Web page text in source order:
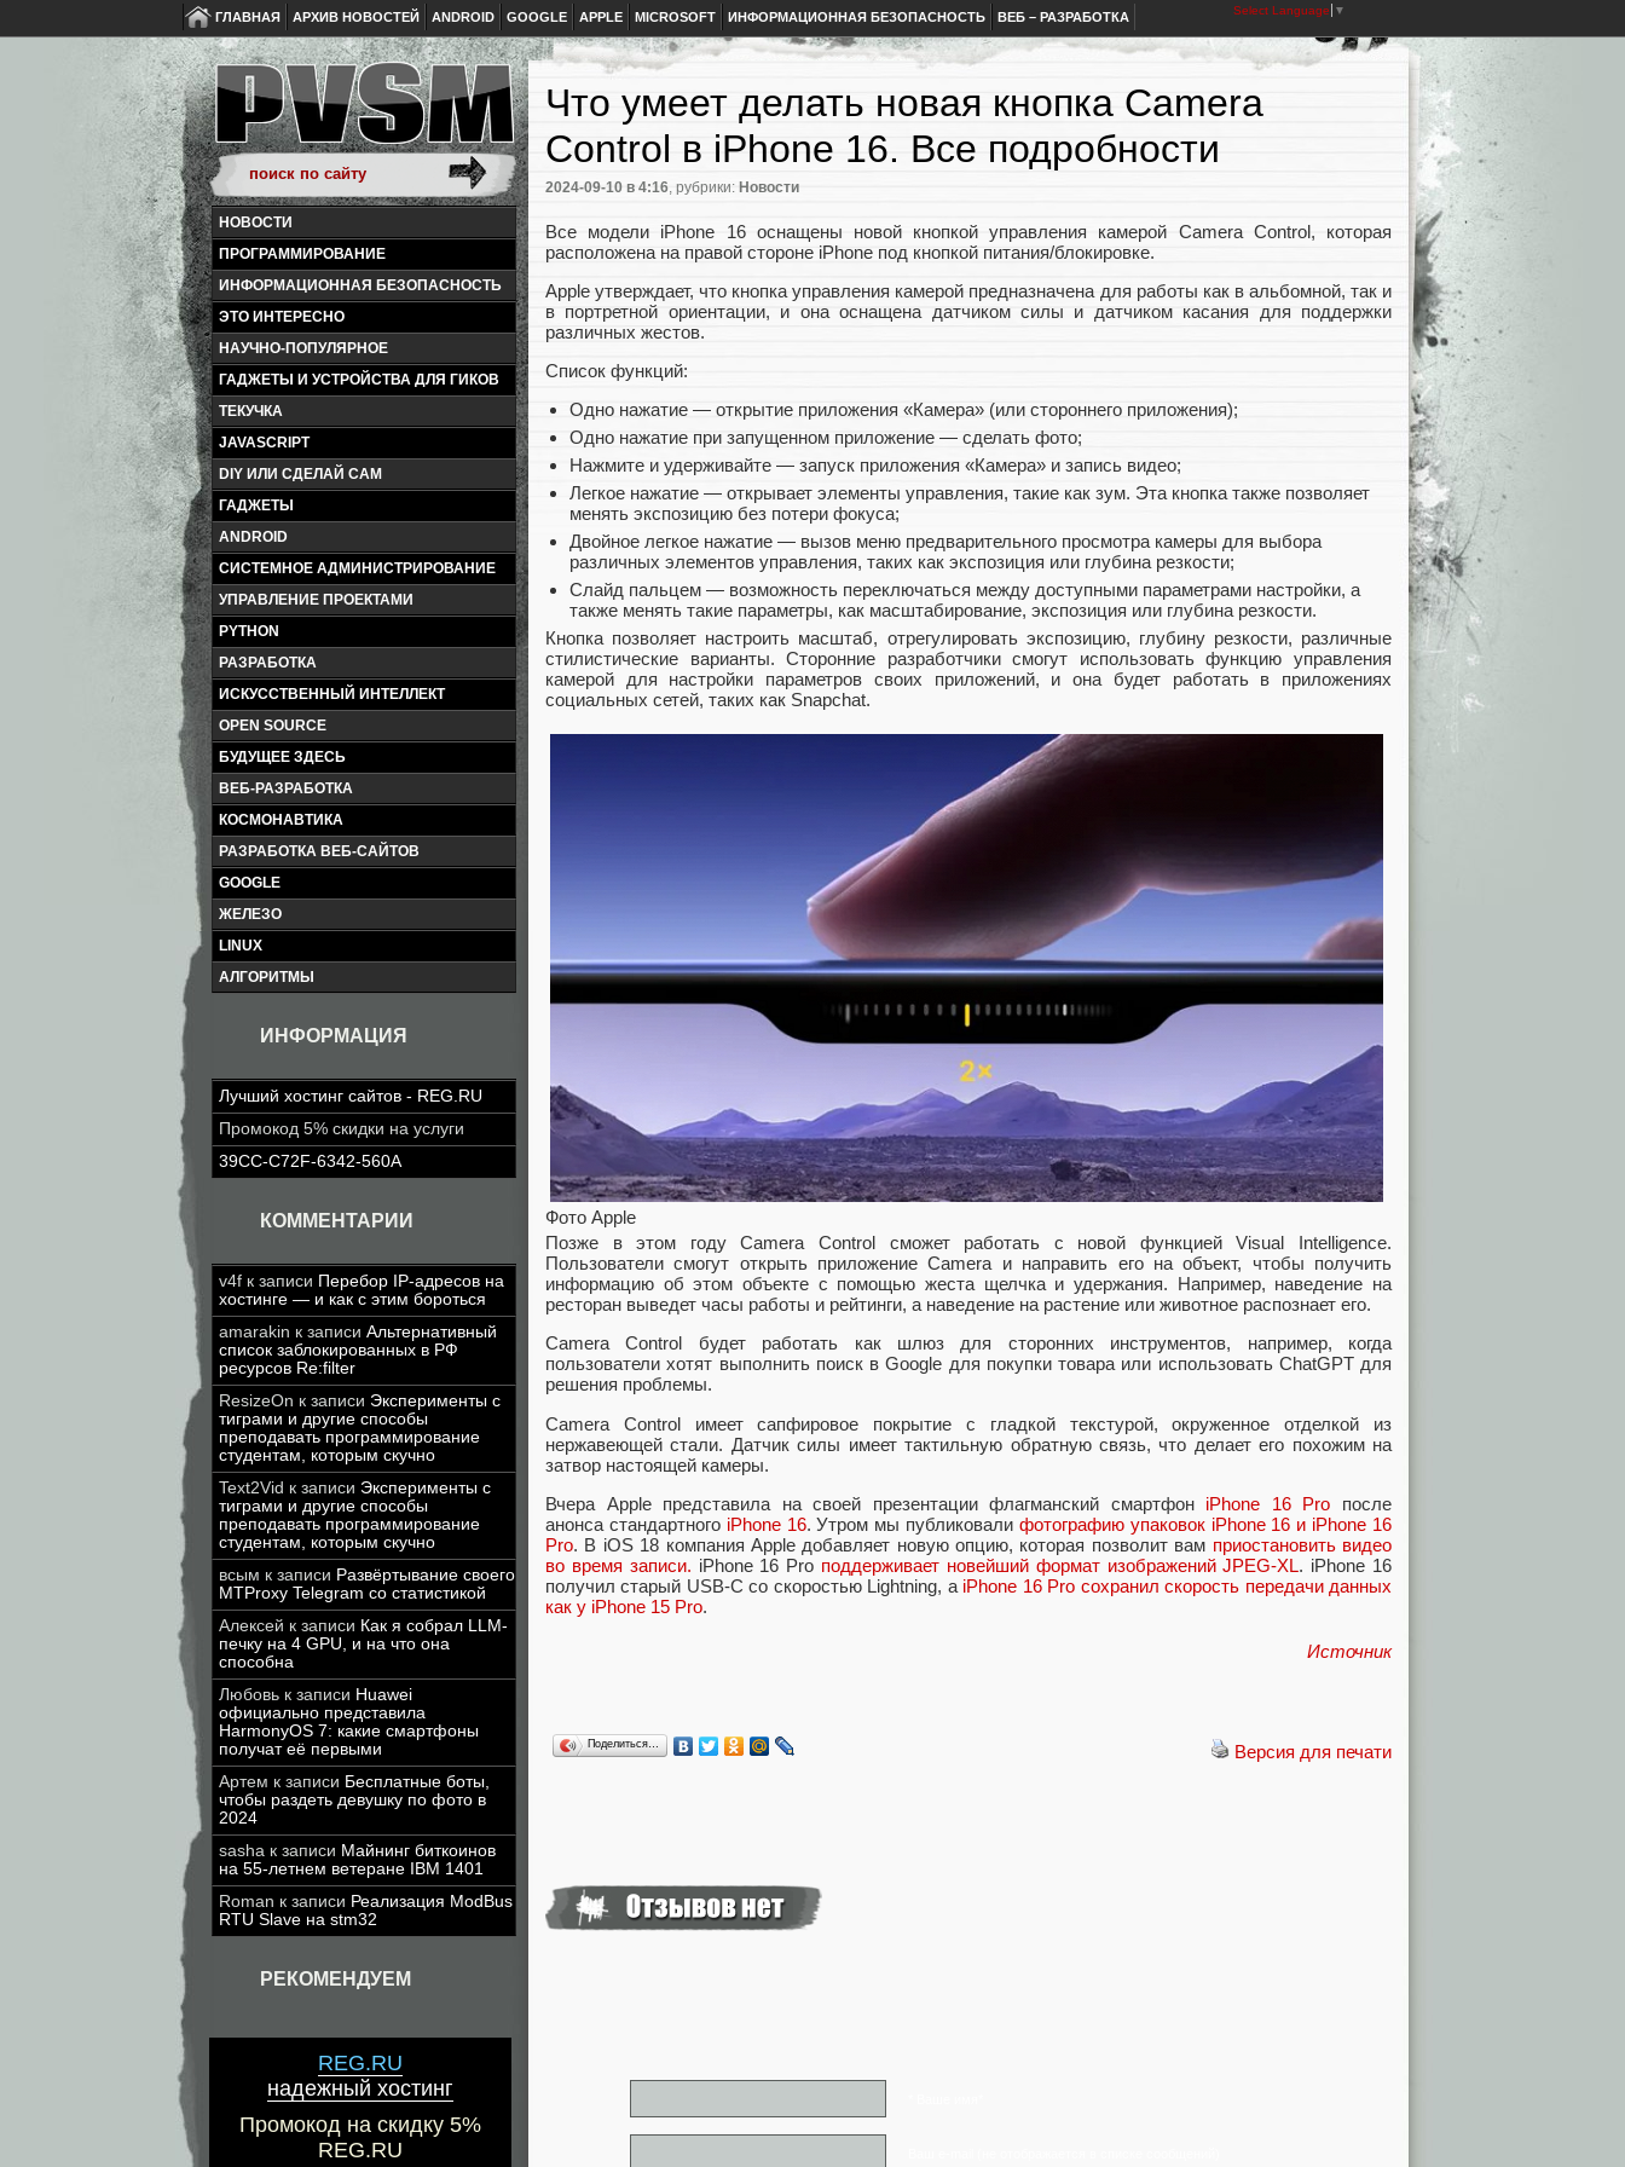
ГЛАВНАЯ АРХИВ НОВОСТЕЙ ANDROID GOOGLE APPLE MICROSOFT ИНФОРМАЦИОННАЯ БЕЗОПАСНОСТЬ ВЕБ – РАЗРАБОТКА Select Language ▼
НОВОСТИ
ПРОГРАММИРОВАНИЕ
ИНФОРМАЦИОННАЯ БЕЗОПАСНОСТЬ
ЭТО ИНТЕРЕСНО
НАУЧНО-ПОПУЛЯРНОЕ
ГАДЖЕТЫ И УСТРОЙСТВА ДЛЯ ГИКОВ
ТЕКУЧКА
JAVASCRIPT
DIY ИЛИ СДЕЛАЙ САМ
ГАДЖЕТЫ
ANDROID
СИСТЕМНОЕ АДМИНИСТРИРОВАНИЕ
УПРАВЛЕНИЕ ПРОЕКТАМИ
PYTHON
РАЗРАБОТКА
ИСКУССТВЕННЫЙ ИНТЕЛЛЕКТ
OPEN SOURCE
БУДУЩЕЕ ЗДЕСЬ
ВЕБ-РАЗРАБОТКА
КОСМОНАВТИКА
РАЗРАБОТКА ВЕБ-САЙТОВ
GOOGLE
ЖЕЛЕЗО
LINUX
АЛГОРИТМЫ
ИНФОРМАЦИЯ
Лучший хостинг сайтов - REG.RU
Промокод 5% скидки на услуги
39CC-C72F-6342-560A
КОММЕНТАРИИ
v4f к записи Перебор IP-адресов на
хостинге — и как с этим бороться
amarakin к записи Альтернативный
список заблокированных в РФ
ресурсов Re:filter
ResizeOn к записи Эксперименты с
тиграми и другие способы
преподавать программирование
студентам, которым скучно
Text2Vid к записи Эксперименты с
тиграми и другие способы
преподавать программирование
студентам, которым скучно
всым к записи Развёртывание своего
MTProxy Telegram со статистикой
Алексей к записи Как я собрал LLM-
печку на 4 GPU, и на что она
способна
Любовь к записи Huawei
официально представила
HarmonyOS 7: какие смартфоны
получат её первыми
Артем к записи Бесплатные боты,
чтобы раздеть девушку по фото в
2024
sasha к записи Майнинг биткоинов
на 55-летнем ветеране IBM 1401
Roman к записи Реализация ModBus
RTU Slave на stm32
РЕКОМЕНДУЕМ
REG.RU
надежный хостинг
Промокод на скидку 5%
REG.RU
Что умеет делать новая кнопка Camera
Control в iPhone 16. Все подробности
2024-09-10 в 4:16, рубрики: Новости
Все модели iPhone 16 оснащены новой кнопкой управления камерой Camera Control, которая
расположена на правой стороне iPhone под кнопкой питания/блокировке.
Apple утверждает, что кнопка управления камерой предназначена для работы как в альбомной, так и
в портретной ориентации, и она оснащена датчиком силы и датчиком касания для поддержки
различных жестов.
Список функций:
Одно нажатие — открытие приложения «Камера» (или стороннего приложения);
Одно нажатие при запущенном приложение — сделать фото;
Нажмите и удерживайте — запуск приложения «Камера» и запись видео;
Легкое нажатие — открывает элементы управления, такие как зум. Эта кнопка также позволяет
менять экспозицию без потери фокуса;
Двойное легкое нажатие — вызов меню предварительного просмотра камеры для выбора
различных элементов управления, таких как экспозиция или глубина резкости;
Слайд пальцем — возможность переключаться между доступными параметрами настройки, а
также менять такие параметры, как масштабирование, экспозиция или глубина резкости.
Кнопка позволяет настроить масштаб, отрегулировать экспозицию, глубину резкости, различные
стилистические варианты. Сторонние разработчики смогут использовать функцию управления
камерой для настройки параметров своих приложений, и она будет работать в приложениях
социальных сетей, таких как Snapchat.
Фото Apple
Позже в этом году Camera Control сможет работать с новой функцией Visual Intelligence.
Пользователи смогут открыть приложение Camera и направить его на объект, чтобы получить
информацию об этом объекте с помощью жеста щелчка и удержания. Например, наведение на
ресторан выведет часы работы и рейтинги, а наведение на растение или животное распознает его.
Camera Control будет работать как шлюз для сторонних инструментов, например, когда
пользователи хотят выполнить поиск в Google для покупки товара или использовать ChatGPT для
решения проблемы.
Camera Control имеет сапфировое покрытие с гладкой текстурой, окруженное отделкой из
нержавеющей стали. Датчик силы имеет тактильную обратную связь, что делает его похожим на
затвор настоящей камеры.
Вчера Apple представила на своей презентации флагманский смартфон iPhone 16 Pro после
анонса стандартного iPhone 16. Утром мы публиковали фотографию упаковок iPhone 16 и iPhone 16
Pro. В iOS 18 компания Apple добавляет новую опцию, которая позволит вам приостановить видео
во время записи. iPhone 16 Pro поддерживает новейший формат изображений JPEG-XL. iPhone 16
получил старый USB-C со скоростью Lightning, а iPhone 16 Pro сохранил скорость передачи данных
как у iPhone 15 Pro.
Источник
Версия для печати
Поделиться…